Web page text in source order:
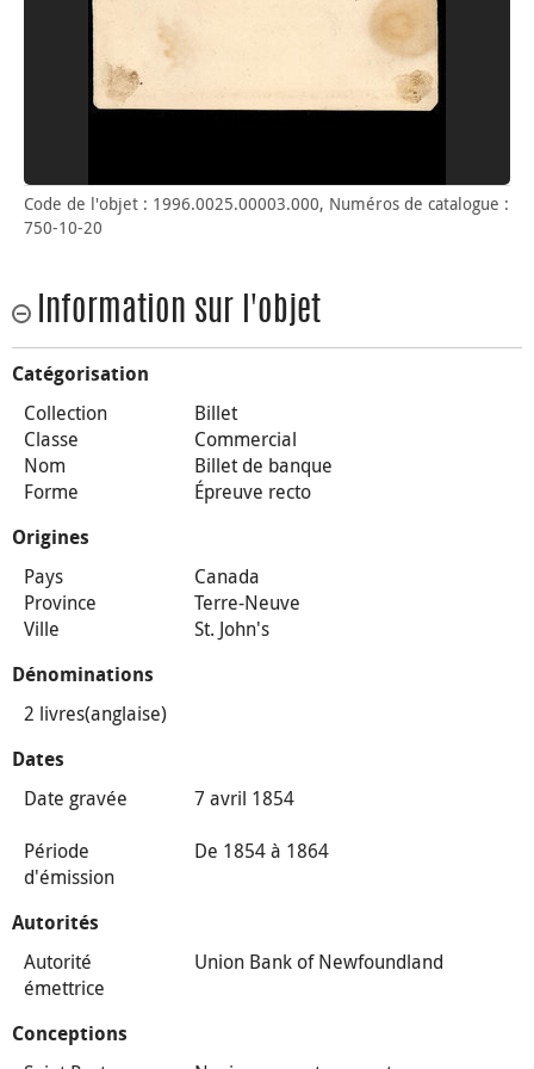
Code de l'objet : 1996.0025.00003.000, Numéros de catalogue :
750-10-20
Information sur l'objet
Catégorisation
Collection
Billet
Classe
Commercial
Nom
Billet de banque
Forme
Épreuve recto
Origines
Pays
Canada
Province
Terre-Neuve
Ville
St. John's
Dénominations
2 livres(anglaise)
Dates
Date gravée
7 avril 1854
Période
d'émission
De 1854 à 1864
Autorités
Autorité
émettrice
Union Bank of Newfoundland
Conceptions